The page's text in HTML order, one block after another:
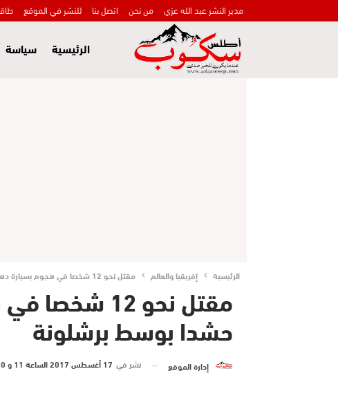
مدير النشر عبد الله عزي من نحن اتصل بنا للنشر في الموقع
الرئيسية سياسة
الرئيسية إفريقيا والعالم مقتل نحو 12 شخصا في هجوم بسيارة دهست حشدا بوسط برشلونة
مقتل نحو
حشدا بوسط برشلونة
إدارة الموقع نشر في 17 أغسطس 2017 الساعة 11 و 30 دقيقة